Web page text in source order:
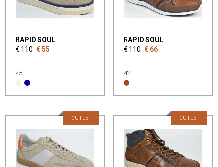
RAPID SOUL
€ 110 € 55
45
RAPID SOUL
€ 110 € 66
42
OUTLET OUTLET